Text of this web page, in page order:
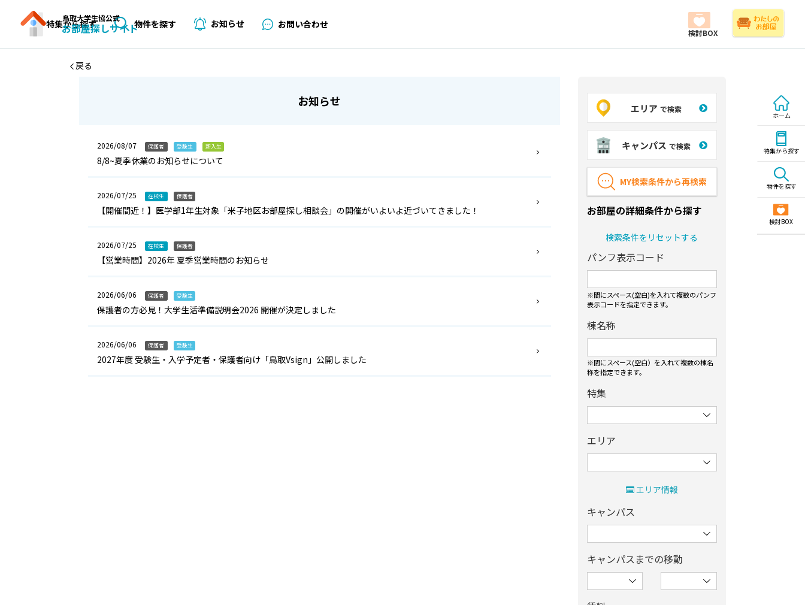
鳥取大学生協公式
お部屋探しサイト
特集から探す 物件を探す お知らせ お問い合わせ
検討BOX
戻る
お知らせ
2026/08/07 保護者 受験生 新入生
8/8~夏季休業のお知らせについて
2026/07/25 在校生 保護者
【開催間近！】医学部1年生対象「米子地区お部屋探し相談会」の開催がいよいよ近づいてきました！
2026/07/25 在校生 保護者
【営業時間】2026年 夏季営業時間のお知らせ
2026/06/06 保護者 受験生
保護者の方必見！大学生活準備説明会2026 開催が決定しました
2026/06/06 保護者 受験生
2027年度 受験生・入学予定者・保護者向け「鳥取Vsign」公開しました
エリア で検索
キャンパス で検索
MY検索条件から再検索
お部屋の詳細条件から探す
検索条件をリセットする
パンフ表示コード
※間にスペース(空白)を入れて複数のパンフ
表⽰コードを指定できます。
棟名称
※間にスペース(空白）を入れて複数の棟名
称を指定できます。
特集
エリア
エリア情報
キャンパス
キャンパスまでの移動
ホーム
特集から探す
物件を探す
検討BOX